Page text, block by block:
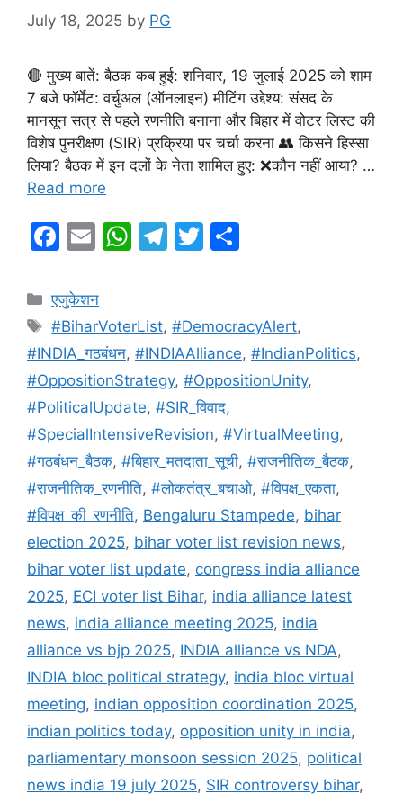
July 18, 2025 by PG
🔴 मुख्य बातें: बैठक कब हुई: शनिवार, 19 जुलाई 2025 को शाम
7 बजे फॉर्मेट: वर्चुअल (ऑनलाइन) मीटिंग उद्देश्य: संसद के
मानसून सत्र से पहले रणनीति बनाना और बिहार में वोटर लिस्ट की
विशेष पुनरीक्षण (SIR) प्रक्रिया पर चर्चा करना 👥 किसने हिस्सा
लिया? बैठक में इन दलों के नेता शामिल हुए: ❌कौन नहीं आया? …
Read more
F
c
e
b
o
o
k
E
ai
l
W
s
A
p
p
T
gr
a
m
T
er e
Categories
एजुकेशन
Tags
#BiharVoterList,#DemocracyAlert,
#INDIA_गठबंधन, #INDIAAlliance, #IndianPolitics,
#OppositionStrategy, #OppositionUnity,
#PoliticalUpdate, #SIR_विवाद,
#SpecialIntensiveRevision, #VirtualMeeting,
#गठबंधन_बैठक, #बिहार_मतदाता_सूची, #राजनीतिक_बैठक,
#राजनीतिक_रणनीति, #लोकतंत्र_बचाओ, #विपक्ष_एकता,
#विपक्ष_की_रणनीति, Bengaluru Stampede, bihar
election 2025, bihar voter list revision news,
bihar voter list update, congress india alliance
2025, ECI voter list Bihar, india alliance latest
news, india alliance meeting 2025, india
alliance vs bjp 2025, INDIA alliance vs NDA,
INDIA bloc political strategy, india bloc virtual
meeting, indian opposition coordination 2025,
indian politics today, opposition unity in india,
parliamentary monsoon session 2025, political
news india 19 july 2025, SIR controversy bihar,